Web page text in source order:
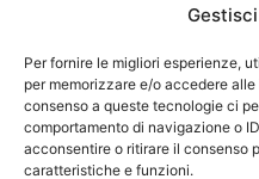
Per fornire le migliori esperienze,
per memorizzare e/o accedere
consenso a queste tecnologie ci
comportamento di navigazione o
acconsentire o ritirare il consenso
caratteristiche e funzioni.
Ora Esatta in Italia in
Ti Senti Strano
la Risonanza di
Come Sapere Se Stai